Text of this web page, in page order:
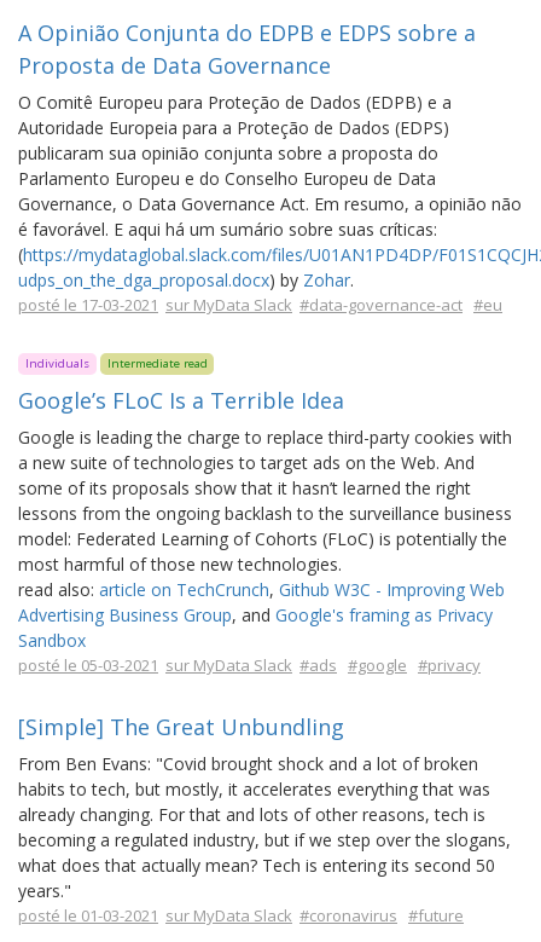
A Opinião Conjunta do EDPB e EDPS sobre a
Proposta de Data Governance
O Comitê Europeu para Proteção de Dados (EDPB) e a
Autoridade Europeia para a Proteção de Dados (EDPS)
publicaram sua opinião conjunta sobre a proposta do
Parlamento Europeu e do Conselho Europeu de Data
Governance, o Data Governance Act. Em resumo, a opinião não
é favorável. E aqui há um sumário sobre suas críticas:
(https://mydataglobal.slack.com/files/U01AN1PD4DP/
udps_on_the_dga_proposal.docx) by Zohar.
posté le 17-03-2021 sur MyData Slack #data-governance-act #eu
Individuals Intermediate read
Google’s FLoC Is a Terrible Idea
Google is leading the charge to replace third-party cookies with
a new suite of technologies to target ads on the Web. And
some of its proposals show that it hasn’t learned the right
lessons from the ongoing backlash to the surveillance business
model: Federated Learning of Cohorts (FLoC) is potentially the
most harmful of those new technologies.
read also: article on TechCrunch, Github W3C - Improving Web
Advertising Business Group, and Google's framing as Privacy
Sandbox
posté le 05-03-2021 sur MyData Slack #ads #google #privacy
[Simple] The Great Unbundling
From Ben Evans: "Covid brought shock and a lot of broken
habits to tech, but mostly, it accelerates everything that was
already changing. For that and lots of other reasons, tech is
becoming a regulated industry, but if we step over the slogans,
what does that actually mean? Tech is entering its second 50
years."
posté le 01-03-2021 sur MyData Slack #coronavirus #future